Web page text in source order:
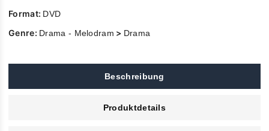
Format: DVD
Genre: Drama - Melodram > Drama
Beschreibung
Produktdetails